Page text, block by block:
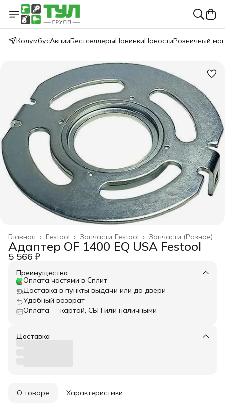
КолумбусАкцииБестселлерыНовинкиНовостиРозничный
Запчасти (Разное)
Запчасти Festool ›
Festool ›
Главная ›
Адаптер OF 1400 EQ USA Festool
5 566 ₽
Преимущества
Оплата частями в Сплит
Доставка в пункты выдачи или до двери
Удобный возврат
Оплата — картой, СБП или наличными
Доставка
О товаре Характеристики